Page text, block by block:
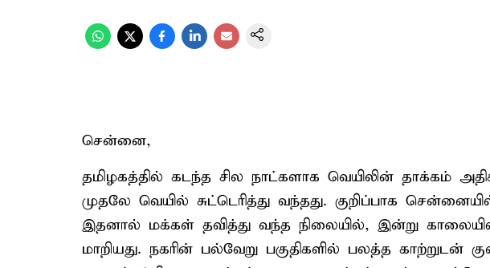
சென்னை,
தமிழகத்தில் கடந்த சில நாட்களாக வெயிலின் தாக்கம்
முதலே வெயில் சுட்டெரித்து வந்தது. குறிப்பாக
இதனால் மக்கள் தவித்து வந்த நிலையில், இன்று
மாறியது. நகரின் பல்வேறு பகுதிகளில் பலத்த காற்றுடன்